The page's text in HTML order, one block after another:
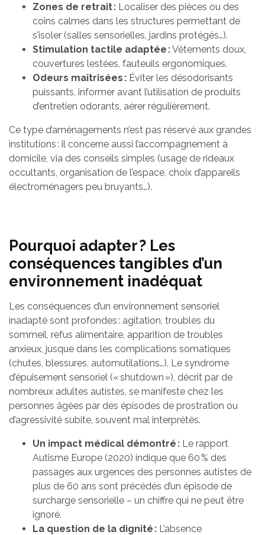
Zones de retrait : Localiser des pièces ou des
coins calmes dans les structures permettant de
s’isoler (salles sensorielles, jardins protégés…).
Stimulation tactile adaptée :Vêtements doux,
couvertures lestées, fauteuils ergonomiques.
Odeurs maîtrisées : Éviter les désodorisants
puissants, informer avant l’utilisation de produits
d’entretien odorants, aérer régulièrement.
Ce type d’aménagements n’est pas réservé aux grandes
institutions : il concerne aussi l’accompagnement à
domicile, via des conseils simples (usage de rideaux
occultants, organisation de l’espace, choix d’appareils
électroménagers peu bruyants…).
Pourquoi adapter ? Les
conséquences tangibles d’un
environnement inadéquat
Les conséquences d’un environnement sensoriel
inadapté sont profondes : agitation, troubles du
sommeil, refus alimentaire, apparition de troubles
anxieux, jusque dans les complications somatiques
(chutes, blessures, automutilations…). Le syndrome
d’épuisement sensoriel (« shutdown »), décrit par de
nombreux adultes autistes, se manifeste chez les
personnes âgées par des épisodes de prostration ou
d’agressivité subite, souvent mal interprétés.
Un impact médical démontré : Le rapport
Autisme Europe (2020) indique que 60 % des
passages aux urgences des personnes autistes de
plus de 60 ans sont précédés d’un épisode de
surcharge sensorielle – un chiffre qui ne peut être
ignoré.
La question de la dignité : L’absence